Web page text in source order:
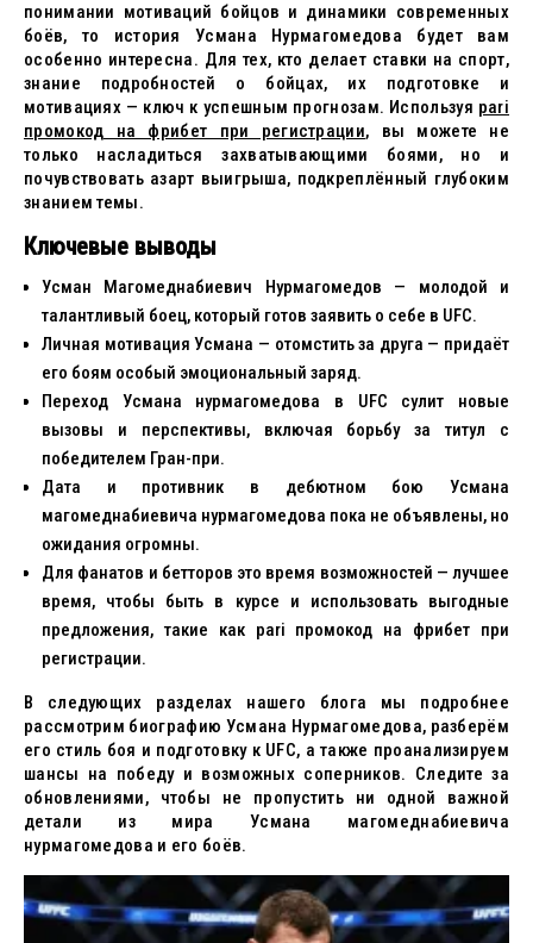
понимании мотиваций бойцов и динамики современных
боёв, то история Усмана Нурмагомедова будет вам
особенно интересна. Для тех, кто делает ставки на спорт,
знание подробностей о бойцах, их подготовке и
мотивациях — ключ к успешным прогнозам. Используя pari
промокод на фрибет при регистрации, вы можете не
только насладиться захватывающими боями, но и
почувствовать азарт выигрыша, подкреплённый глубоким
знанием темы.
Ключевые выводы
Усман Магомеднабиевич Нурмагомедов — молодой и
талантливый боец, который готов заявить о себе в UFC.
Личная мотивация Усмана — отомстить за друга — придаёт
его боям особый эмоциональный заряд.
Переход Усмана нурмагомедова в UFC сулит новые
вызовы и перспективы, включая борьбу за титул с
победителем Гран-при.
Дата и противник в дебютном бою Усмана
магомеднабиевича нурмагомедова пока не объявлены, но
ожидания огромны.
Для фанатов и бетторов это время возможностей — лучшее
время, чтобы быть в курсе и использовать выгодные
предложения, такие как pari промокод на фрибет при
регистрации.
В следующих разделах нашего блога мы подробнее
рассмотрим биографию Усмана Нурмагомедова, разберём
его стиль боя и подготовку к UFC, а также проанализируем
шансы на победу и возможных соперников. Следите за
обновлениями, чтобы не пропустить ни одной важной
детали из мира Усмана магомеднабиевича
нурмагомедова и его боёв.